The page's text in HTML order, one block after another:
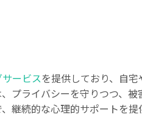
ービスを提供しており、自
プライバシーを守りつつ、被
継続的な心理的サポートを提